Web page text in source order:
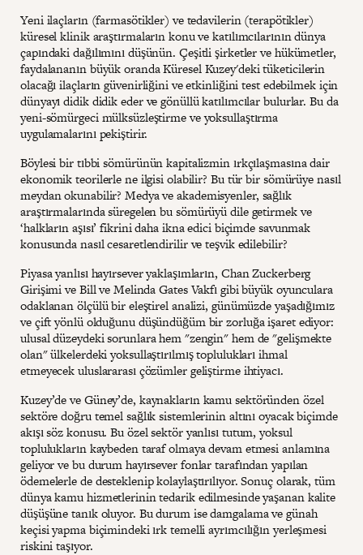
Yeni ilaçların (farmasötikler) ve tedavilerin (terapötikler)
küresel klinik araştırmaların konu ve katılımcılarının dünya
çapındaki dağılımını düşünün. Çeşitli şirketler ve hükümetler,
faydalananın büyük oranda Küresel Kuzey'deki tüketicilerin
olacağı ilaçların güvenirliğini ve etkinliğini test edebilmek için
dünyayı didik didik eder ve gönüllü katılımcılar bulurlar. Bu da
yeni-sömürgeci mülksüzleştirme ve yoksullaştırma
uygulamalarını pekiştirir.
Böylesi bir tıbbi sömürünün kapitalizmin ırkçılaşmasına dair
ekonomik teorilerle ne ilgisi olabilir? Bu tür bir sömürüye nasıl
meydan okunabilir? Medya ve akademisyenler, sağlık
araştırmalarında süregelen bu sömürüyü dile getirmek ve
‘halkların aşısı’ fikrini daha ikna edici biçimde savunmak
konusunda nasıl cesaretlendirilir ve teşvik edilebilir?
Piyasa yanlısı hayırsever yaklaşımların, Chan Zuckerberg
Girişimi ve Bill ve Melinda Gates Vakfı gibi büyük oyunculara
odaklanan ölçülü bir eleştirel analizi, günümüzde yaşadığımız
ve çift yönlü olduğunu düşündüğüm bir zorluğa işaret ediyor:
ulusal düzeydeki sorunlara hem "zengin" hem de "gelişmekte
olan" ülkelerdeki yoksullaştırılmış toplulukları ihmal
etmeyecek uluslararası çözümler geliştirme ihtiyacı.
Kuzey’de ve Güney’de, kaynakların kamu sektöründen özel
sektöre doğru temel sağlık sistemlerinin altını oyacak biçimde
akışı söz konusu. Bu özel sektör yanlısı tutum, yoksul
toplulukların kaybeden taraf olmaya devam etmesi anlamına
geliyor ve bu durum hayırsever fonlar tarafından yapılan
ödemelerle de desteklenip kolaylaştırılıyor. Sonuç olarak, tüm
dünya kamu hizmetlerinin tedarik edilmesinde yaşanan kalite
düşüşüne tanık oluyor. Bu durum ise damgalama ve günah
keçisi yapma biçimindeki ırk temelli ayrımcılığın yerleşmesi
riskini taşıyor.